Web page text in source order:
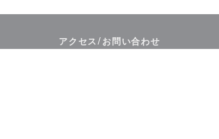
アクセス/お問い合わせ